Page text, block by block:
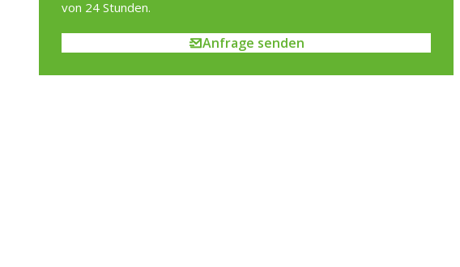
von 24 Stunden.
Anfrage senden